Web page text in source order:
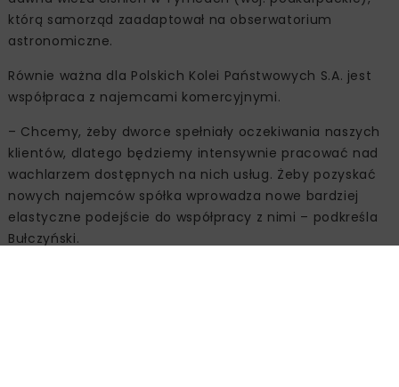
którą samorząd zaadaptował na obserwatorium
astronomiczne.
Równie ważna dla Polskich Kolei Państwowych S.A. jest
współpraca z najemcami komercyjnymi.
– Chcemy, żeby dworce spełniały oczekiwania naszych
klientów, dlatego będziemy intensywnie pracować nad
wachlarzem dostępnych na nich usług. Żeby pozyskać
nowych najemców spółka wprowadza nowe bardziej
elastyczne podejście do współpracy z nimi – podkreśla
Bułczyński.